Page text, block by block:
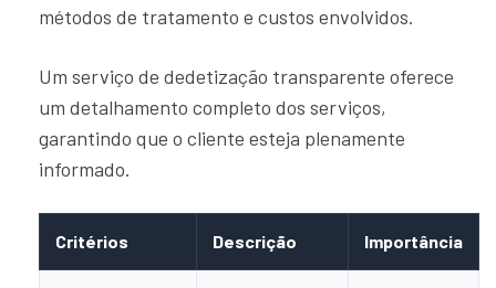
métodos de tratamento e custos envolvidos.
Um serviço de dedetização transparente oferece
um detalhamento completo dos serviços,
garantindo que o cliente esteja plenamente
informado.
Critérios Descrição Importância